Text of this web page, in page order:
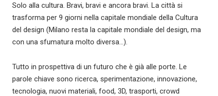
Solo alla cultura. Bravi, bravi e ancora bravi. La città si
trasforma per 9 giorni nella capitale mondiale della Cultura
del design (Milano resta la capitale mondiale del design, ma
con una sfumatura molto diversa…).
Tutto in prospettiva di un futuro che è già alle porte. Le
parole chiave sono ricerca, sperimentazione, innovazione,
tecnologia, nuovi materiali, food, 3D, trasporti, crowd